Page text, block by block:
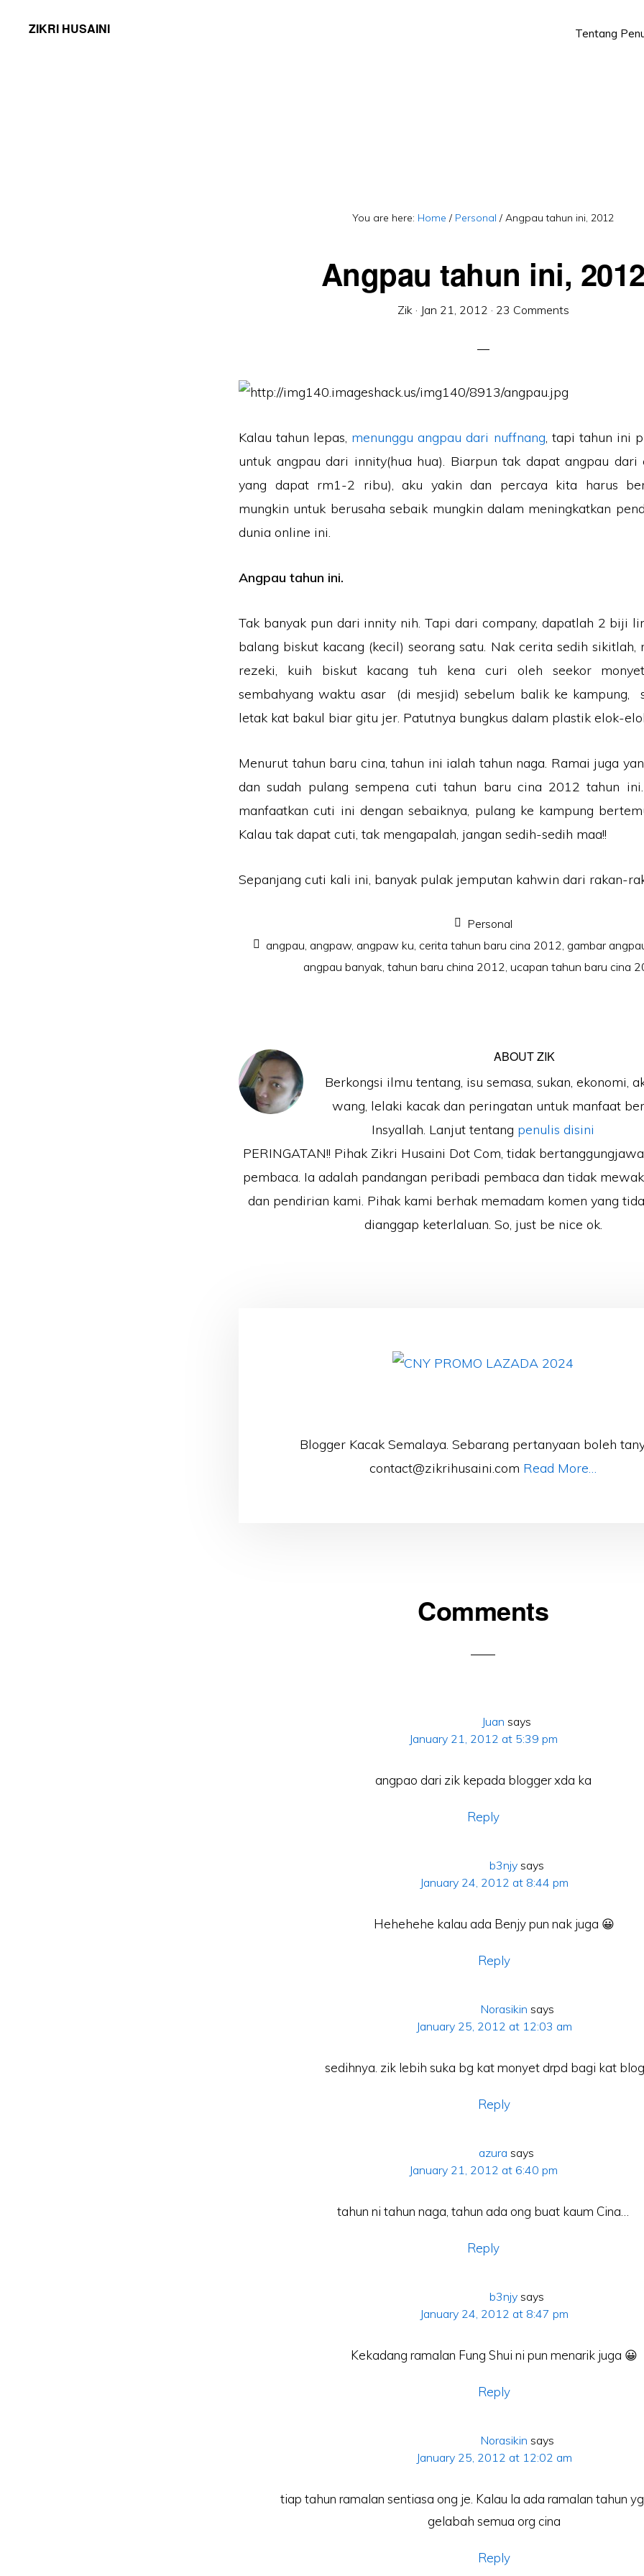
ZIKRI HUSAINI Tentang
You are here: Home / Personal / Angpau tahun ini, 2012
Angpau tahun ini,
Zik· Jan 21, 2012 · 23 Comments
Kalau tahun lepas, menunggu angpau dari nuffnang, tapi tahun ini
untuk angpau dari innity(hua hua). Biarpun tak dapat angpau dari
yang dapat rm1-2 ribu), aku yakin dan percaya kita harus
mungkin untuk berusaha sebaik mungkin dalam meningkatkan
dunia online ini.
Angpau tahun ini.
Tak banyak pun dari innity nih. Tapi dari company, dapatlah 2 biji
balang biskut kacang (kecil) seorang satu. Nak cerita sedih sikitlah,
rezeki, kuih biskut kacang tuh kena curi oleh seekor
sembahyang waktu asar (di mesjid) sebelum balik ke kampung,
letak kat bakul biar gitu jer. Patutnya bungkus dalam plastik elok-
Menurut tahun baru cina, tahun ini ialah tahun naga. Ramai juga
dan sudah pulang sempena cuti tahun baru cina 2012 tahun
manfaatkan cuti ini dengan sebaiknya, pulang ke kampung
Kalau tak dapat cuti, tak mengapalah, jangan sedih-sedih maa!!
Sepanjang cuti kali ini, banyak pulak jemputan kahwin dari rakan-
Personal
angpau angpaw, angpaw ku cerita tahun baru cina 2012 gambar
angpau banyak tahun baru china 2012 ucapan tahun baru cina
ABOUTZIK
Berkongsi ilmu tentang, isu semasa, sukan, ekonomi,
wang, lelaki kacak dan peringatan untuk manfaat
Insyallah. Lanjut tentang penulis disini
PERINGATAN!! Pihak Zikri Husaini Dot Com, tidak
pembaca. Ia adalah pandangan peribadi pembaca dan tidak
dan pendirian kami. Pihak kami berhak memadam komen yang
dianggap keterlaluan. So, just be nice ok.
Blogger Kacak Semalaya. Sebarang pertanyaan boleh
contact@zikrihusaini.com Read More…
Comments
Juan says
January 21, 2012 at 5:39 pm
angpao dari zik kepada blogger xda ka
Reply
b3njy says
January 24, 2012 at 8:44 pm
Hehehehe kalau ada Benjy pun nak juga 😀
Reply
Norasikin says
January 25, 2012 at 12:03 am
sedihnya. zik lebih suka bg kat monyet drpd bagi kat
Reply
azura says
January 21, 2012 at 6:40 pm
tahun ni tahun naga, tahun ada ong buat kaum Cina…
Reply
b3njy says
January 24, 2012 at 8:47 pm
Kekadang ramalan Fung Shui ni pun menarik juga 😀
Reply
Norasikin says
January 25, 2012 at 12:02 am
tiap tahun ramalan sentiasa ong je. Kalau la ada ramalan tahun
gelabah semua org cina
Reply